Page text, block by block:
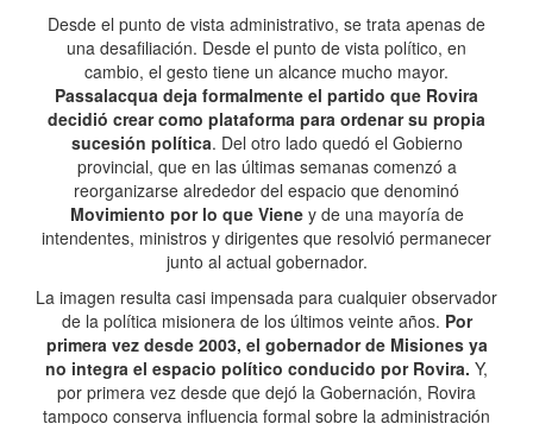
Desde el punto de vista administrativo, se trata apenas de
una desafiliación. Desde el punto de vista político, en
cambio, el gesto tiene un alcance mucho mayor.
Passalacqua deja formalmente el partido que Rovira
decidió crear como plataforma para ordenar su propia
sucesión política. Del otro lado quedó el Gobierno
provincial, que en las últimas semanas comenzó a
reorganizarse alrededor del espacio que denominó
Movimiento por lo que Vieney de una mayoría de
intendentes, ministros y dirigentes que resolvió permanecer
junto al actual gobernador.
La imagen resulta casi impensada para cualquier observador
de la política misionera de los últimos veinte años. Por
primera vez desde 2003, el gobernador de Misiones ya
no integra el espacio político conducido por Rovira. Y,
por primera vez desde que dejó la Gobernación, Rovira
tampoco conserva influencia formal sobre la administración